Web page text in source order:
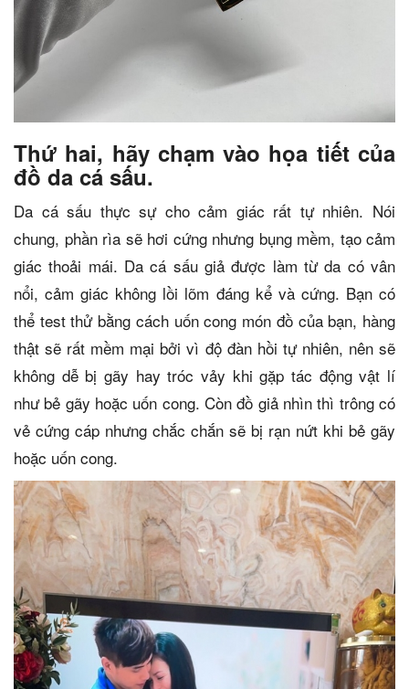
Thứ hai, hãy chạm vào họa tiết của
đồ da cá sấu.
Da cá sấu thực sự cho cảm giác rất tự nhiên. Nói
chung, phần rìa sẽ hơi cứng nhưng bụng mềm, tạo cảm
giác thoải mái. Da cá sấu giả được làm từ da có vân
nổi, cảm giác không lồi lõm đáng kể và cứng. Bạn có
thể test thử bằng cách uốn cong món đồ của bạn, hàng
thật sẽ rất mềm mại bởi vì độ đàn hồi tự nhiên, nên sẽ
không dễ bị gãy hay tróc vảy khi gặp tác động vật lí
như bẻ gãy hoặc uốn cong. Còn đồ giả nhìn thì trông có
vẻ cứng cáp nhưng chắc chắn sẽ bị rạn nứt khi bẻ gãy
hoặc uốn cong.